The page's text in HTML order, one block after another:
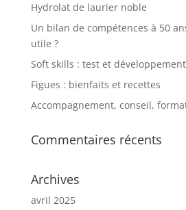
Hydrolat de laurier noble
Un bilan de compétences à 50
utile ?
Soft skills : test et développement
Figues : bienfaits et recettes
Accompagnement, conseil,
Commentaires récents
Archives
avril 2025